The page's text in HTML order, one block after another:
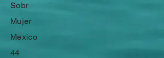
Sobr
Mujer
Mexico
44